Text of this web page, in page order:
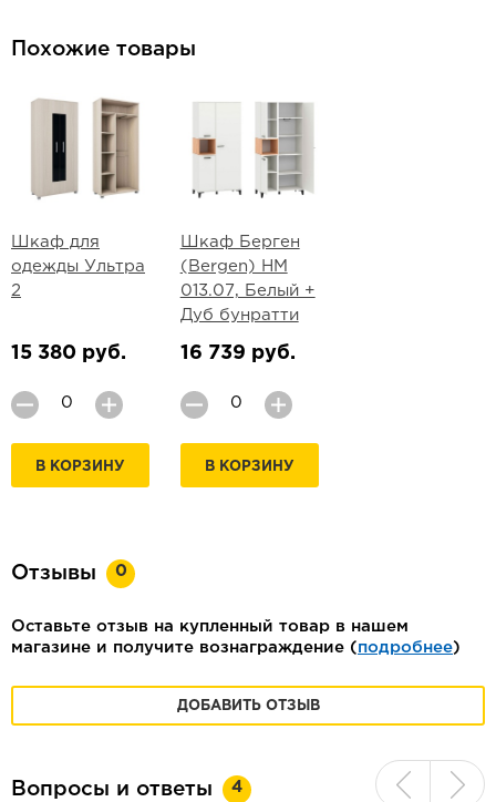
Похожие товары
Шкаф для
одежды Ультра
2
15 380 руб.
В КОРЗИНУ
Шкаф Берген
(Bergen) НМ
013.07, Белый +
Дуб бунратти
16 739 руб.
В КОРЗИНУ
Отзывы 0
Оставьте отзыв на купленный товар в нашем
магазине и получите вознаграждение (подробнее)
ДОБАВИТЬ ОТЗЫВ
Вопросы и ответы 4